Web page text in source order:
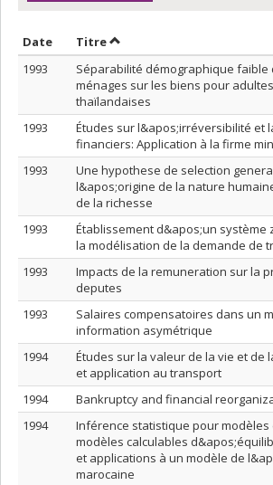
Date Trier par date en ordre décroissant
TitreTrier par titre en ordre
1993
Séparabilité démographique faible
ménages sur les biens pour
thaïlandaises
1993
Études sur l&apos;irréversibilité et
financiers: Application à la firme
1993
Une hypothese de selection
l&apos;origine de la nature
de la richesse
1993
Établissement d&apos;un système
la modélisation de la demande de
1993
Impacts de la remuneration sur la
deputes
1993
Salaires compensatoires dans un
information asymétrique
1994
Études sur la valeur de la vie et de
et application au transport
1994
Bankruptcy and financial
1994
Inférence statistique pour modèles
modèles calculables
et applications à un modèle de
marocaine